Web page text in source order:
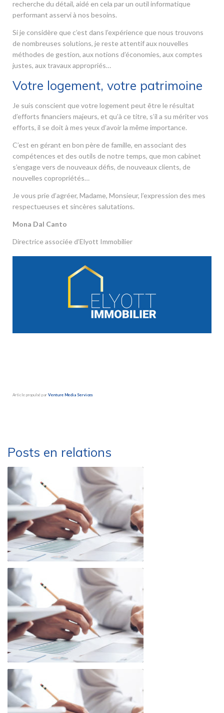
recherche du détail, aidé en cela par un outil informatique
performant asservi à nos besoins.
Si je considère que c’est dans l’expérience que nous trouvons
de nombreuses solutions, je reste attentif aux nouvelles
méthodes de gestion, aux notions d’économies, aux comptes
justes, aux travaux appropriés…
Votre logement, votre patrimoine
Je suis conscient que votre logement peut être le résultat
d’efforts financiers majeurs, et qu’à ce titre, s’il a su mériter vos
efforts, il se doit à mes yeux d’avoir la même importance.
C’est en gérant en bon père de famille, en associant des
compétences et des outils de notre temps, que mon cabinet
s’engage vers de nouveaux défis, de nouveaux clients, de
nouvelles copropriétés…
Je vous prie d’agréer, Madame, Monsieur, l’expression des mes
respectueuses et sincères salutations.
Mona Dal Canto
Directrice associée d’Elyott Immobilier
Article propulsé par Venture Media Services
Posts en relations